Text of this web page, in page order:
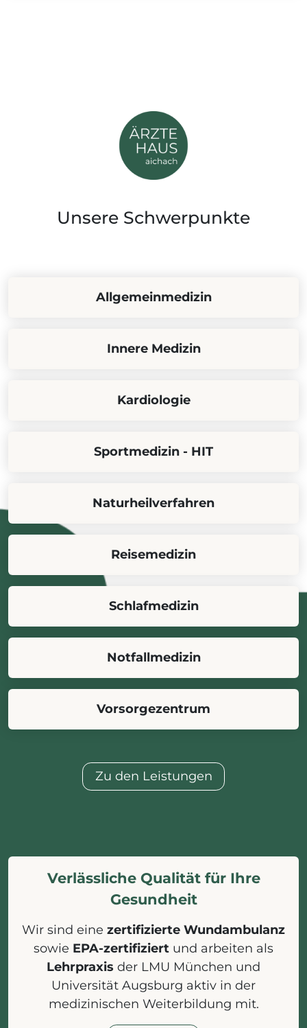
Unsere Schwerpunkte
Allgemeinmedizin
Innere Medizin
Kardiologie
Sportmedizin - HIT
Naturheilverfahren
Reisemedizin
Schlafmedizin
Notfallmedizin
Vorsorgezentrum
Zu den Leistungen
Verlässliche Qualität für Ihre
Gesundheit
Wir sind eine zertifizierte Wundambulanz
sowie EPA-zertifiziert und arbeiten als
Lehrpraxis der LMU München und
Universität Augsburg aktiv in der
medizinischen Weiterbildung mit.